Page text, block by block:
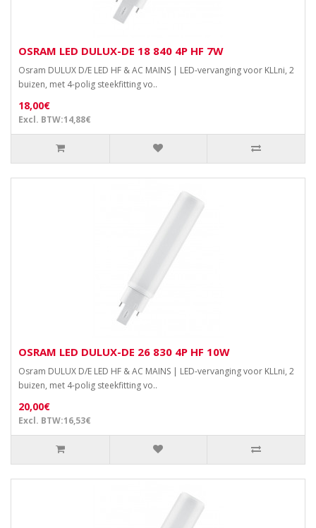
OSRAM LED DULUX-DE 18 840 4P HF 7W
Osram DULUX D/E LED HF & AC MAINS | LED-vervanging voor KLLni, 2
buizen, met 4-polig steekfitting vo..
18,00€
Excl. BTW:14,88€
OSRAM LED DULUX-DE 26 830 4P HF 10W
Osram DULUX D/E LED HF & AC MAINS | LED-vervanging voor KLLni, 2
buizen, met 4-polig steekfitting vo..
20,00€
Excl. BTW:16,53€